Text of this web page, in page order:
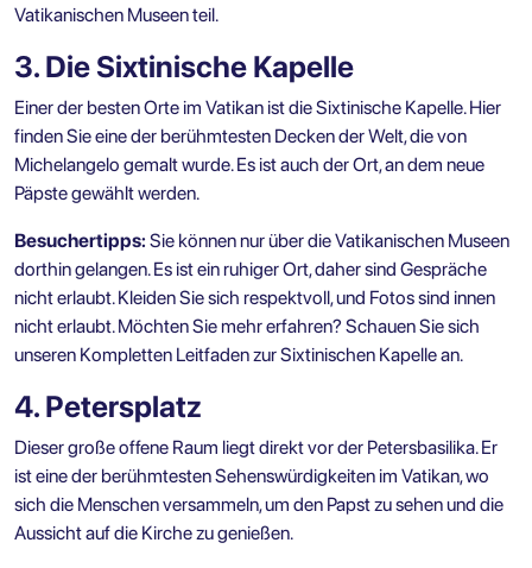
Vatikanischen Museenteil.
3. Die Sixtinische Kapelle
Einer der besten Orte im Vatikan ist die Sixtinische Kapelle. Hier
finden Sie eine der berühmtesten Decken der Welt, die von
Michelangelo gemalt wurde. Es ist auch der Ort, an dem neue
Päpste gewählt werden.
Besuchertipps: Sie können nur über die Vatikanischen Museen
dorthin gelangen. Es ist ein ruhiger Ort, daher sind Gespräche
nicht erlaubt. Kleiden Sie sich respektvoll, und Fotos sind innen
nicht erlaubt. Möchten Sie mehr erfahren? Schauen Sie sich
unseren Kompletten Leitfaden zur Sixtinischen Kapellean.
4. Petersplatz
Dieser große offene Raum liegt direkt vor der Petersbasilika. Er
ist eine der berühmtesten Sehenswürdigkeiten im Vatikan, wo
sich die Menschen versammeln, um den Papst zu sehen und die
Aussicht auf die Kirche zu genießen.